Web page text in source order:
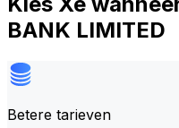
BANK LIMITED
Betere tarieven